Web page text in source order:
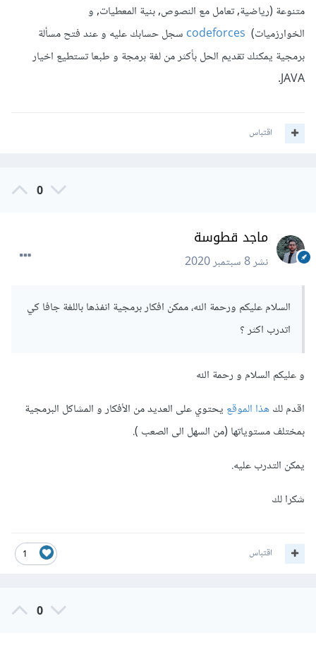
متنوعة (رياضية, تعامل مع النصوص, بنية المعطيات, و
الخوارزميات) codeforcesسجل حسابك عليه و عند فتح مسألة
برمجية يمكنك تقديم الحل بأكثر من لغة برمجة و طبعا تستطيع اخيار
JAVA.
اقتباس
0
ماجد قطوسة
نشر8 سبتمبر 2020
السلام عليكم ورحمة الله، ممكن افكار برمجية انفذها باللغة جافا كي
اتدرب اكثر ؟
و عليكم السلام و رحمة الله
اقدم لكهذا الموقعيحتوي على العديد من الأفكار و المشاكل البرمجية
بمختلف مستوياتها (من السهل الى الصعب ).
يمكن التدرب عليه.
شكرا لك
1 اقتباس
0